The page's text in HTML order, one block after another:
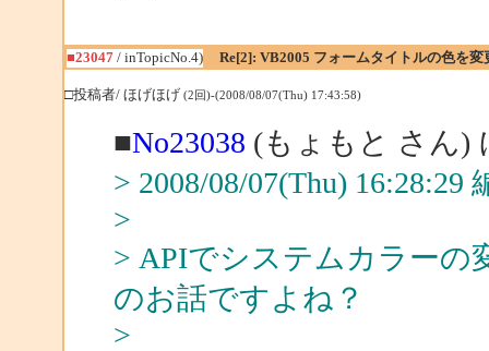
■23047/ inTopicNo.4) Re[2]: VB2005 フォームタイトルの色を変
□投稿者/ ほげほげ (2回)-(2008/08/07(Thu) 17:43:58)
■No23038 (もょもと さん)
> 2008/08/07(Thu) 16:28:29
>
> APIでシステムカラーの
のお話ですよね？
>